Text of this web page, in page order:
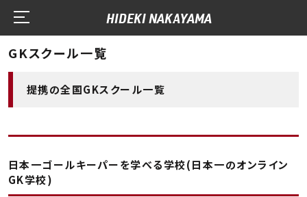
HIDEKI NAKAYAMA
GKスクール一覧
提携の全国GKスクール一覧
日本一ゴールキーパーを学べる学校(日本一のオンライン
GK学校)